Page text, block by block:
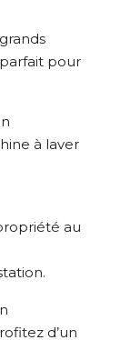
pour
à laver
au
d’un